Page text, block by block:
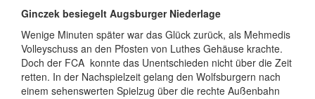
Ginczek besiegelt Augsburger Niederlage
Wenige Minuten später war das Glück zurück, als Mehmedis
Volleyschuss an den Pfosten von Luthes Gehäuse krachte.
Doch der FCA konnte das Unentschieden nicht über die Zeit
retten. In der Nachspielzeit gelang den Wolfsburgern nach
einem sehenswerten Spielzug über die rechte Außenbahn